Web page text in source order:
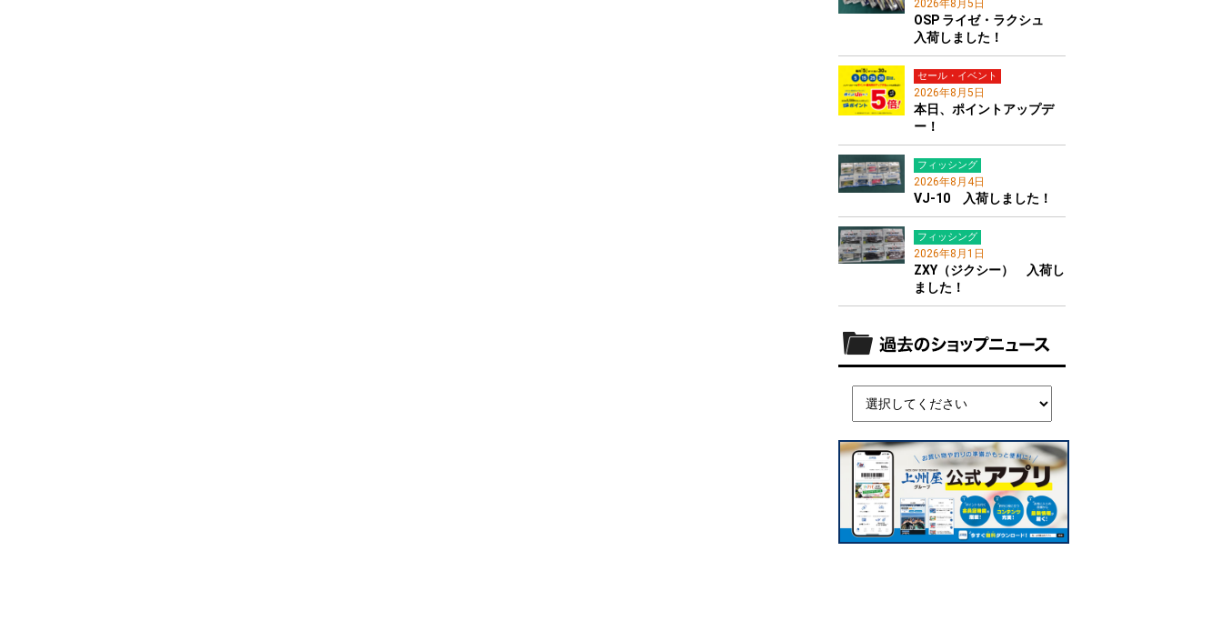
2026年8月5日
OSP ライゼ・ラクシュ
入荷しました！
セール・イベント
2026年8月5日
本日、ポイントアップデ
ー！
フィッシング
2026年8月4日
VJ-10 入荷しました！
フィッシング
2026年8月1日
ZXY（ジクシー） 入荷し
ました！